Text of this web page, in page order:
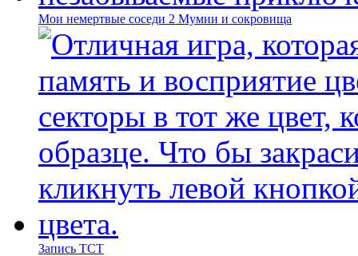
Мои немертвые соседи 2 Мумии и сокровища
Запись ТСТ